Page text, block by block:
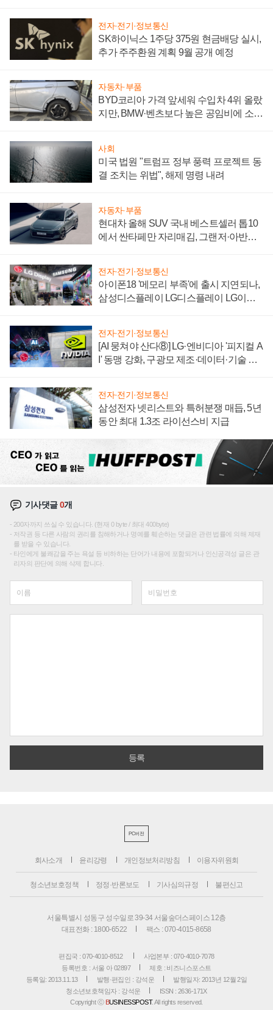
전자·전기·정보통신
SK하이닉스 1주당 375원 현금배당 실시,
추가 주주환원 계획 9월 공개 예정
자동차·부품
BYD코리아 가격 앞세워 수입차 4위 올랐
지만, BMW·벤츠보다 높은 공임비에 소비
사회
미국 법원 "트럼프 정부 풍력 프로젝트 동
결 조치는 위법", 해제 명령 내려
자동차·부품
현대차 올해 SUV 국내 베스트셀러 톱10
에서 싼타페만 자리매김, 그랜저·아반떼
전자·전기·정보통신
아이폰18 '메모리 부족'에 출시 지연되나,
삼성디스플레이 LG디스플레이 LG이노
전자·전기·정보통신
[AI 뭉쳐야 산다⑧] LG·엔비디아 '피지컬 A
I' 동맹 강화, 구광모 제조·데이터·기술 결
전자·전기·정보통신
삼성전자 넷리스트와 특허분쟁 매듭, 5년
동안 최대 1.3조 라이선스비 지급
기사댓글0개
200자까지 쓰실 수 있습니다. (현재 0 byte / 최대 400byte)
저작권 등 다른 사람의 권리를 침해하거나 명예를 훼손하는 댓글은 관련 법률에 의해 제재
를 받을 수 있습니다.
타인에게 불쾌감을 주는 욕설 등 비하하는 단어가 내용에 포함되거나 인신공격성 글은 관
리자의 판단에 의해 삭제 합니다.
PC버전
회사소개 윤리강령 개인정보처리방침 이용자위원회
청소년보호정책 정정·반론보도 기사심의규정 불편신고
서울특별시 성동구 성수일로 39-34 서울숲더스페이스 12층
대표전화 : 1800-6522
팩스 : 070-4015-8658
편집국 : 070-4010-8512
사업본부 : 070-4010-7078
등록번호 : 서울 아 02897
제호 : 비즈니스포스트
등록일: 2013.11.13
발행·편집인 : 강석운
발행일자: 2013년 12월 2일
청소년보호책임자 : 강석운
ISSN : 2636-171X
Copyright ⓒ BUSINESSPOST. All rights reserved.